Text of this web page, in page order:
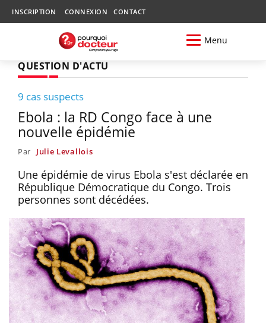
INSCRIPTION CONNEXION CONTACT
Menu
QUESTION D'ACTU
9 cas suspects
Ebola : la RD Congo face à une
nouvelle épidémie
Par Julie Levallois
Une épidémie de virus Ebola s'est déclarée en
République Démocratique du Congo. Trois
personnes sont décédées.